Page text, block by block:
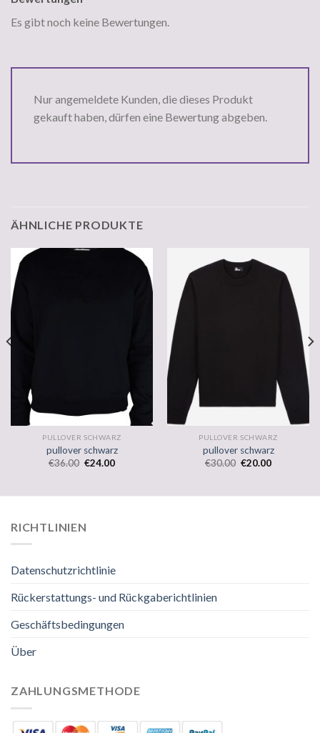
Es gibt noch keine Bewertungen.
Nur angemeldete Kunden, die dieses Produkt
gekauft haben, dürfen eine Bewertung abgeben.
ÄHNLICHE PRODUKTE
PULLOVER SCHWARZ
pullover schwarz
€36.00 €24.00
PULLOVER SCHWARZ
pullover schwarz
€30.00 €20.00
RICHTLINIEN
Datenschutzrichtlinie
Rückerstattungs- und Rückgaberichtlinien
Geschäftsbedingungen
Über
ZAHLUNGSMETHODE